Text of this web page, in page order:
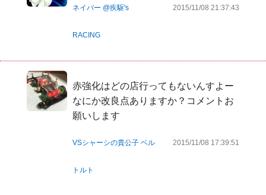
ネイバー @疾駆's
RACING
2015/11/08 21:37:43
赤強化はどの店行ってもないんすよー
なにか改良点ありますか？コメントお
願いします
VSシャーシの貴公子 ベル
トルト
2015/11/08 17:39:51